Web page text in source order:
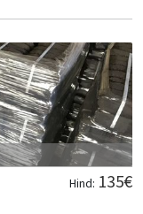
Hind: 135€